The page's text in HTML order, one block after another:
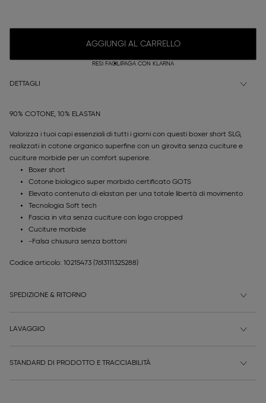
AGGIUNGI AL CARRELLO
RESI FACILI PAGA CON KLARNA
DETTAGLI
90% COTONE, 10% ELASTAN
Valorizza i tuoi capi essenziali di tutti i giorni con questi boxer short SLG,
realizzati in cotone organico superfine con un girovita senza cuciture e
cuciture morbide per un comfort superiore.
Boxer short
Cotone biologico super morbido certificato GOTS
Elevato contenuto di elastan per una totale libertà di movimento
Tecnologia Soft tech
Fascia in vita senza cuciture con logo cropped
Cuciture morbide
-Falsa chiusura senza bottoni
Codice articolo: 10215473 (7613111325288)
SPEDIZIONE & RITORNO
LAVAGGIO
STANDARD DI PRODOTTO E TRACCIABILITÀ